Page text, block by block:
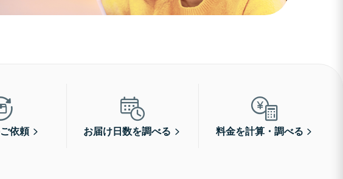
依頼 お届け日数を調べる 料金を計算・調べる